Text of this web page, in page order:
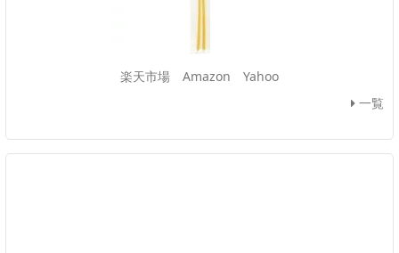
楽天市場 Amazon
Yahoo
一覧